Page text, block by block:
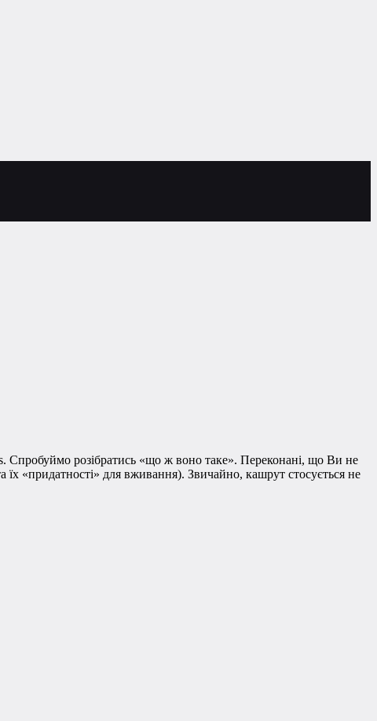
Спробуймо розібратись «що ж воно таке». Переконані, що Ви не
їх «придатності» для вживання). Звичайно, кашрут стосується не